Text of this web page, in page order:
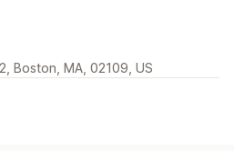
Boston, MA, 02109, US